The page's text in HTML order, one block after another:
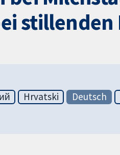
Hrvatski Deutsch